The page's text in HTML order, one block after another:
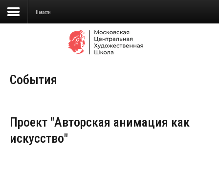
Сведения об образовательной
Школа
Детская Художественная школа
Поступающим
Новости
События
Проект "Авторская анимация как
искусство"